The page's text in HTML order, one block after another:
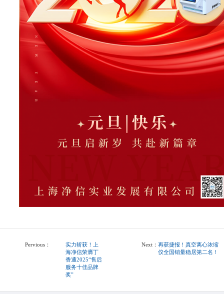
Pervious：
实力斩获！上
海净信荣膺丁
香通2025“售后
服务十佳品牌
奖”
Next：再获捷报！真空离心浓缩
仪全国销量稳居第二名！